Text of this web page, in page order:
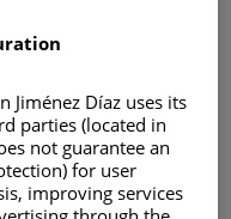
Jiménez Díaz uses its
parties (located in
not guarantee an
for user
improving services